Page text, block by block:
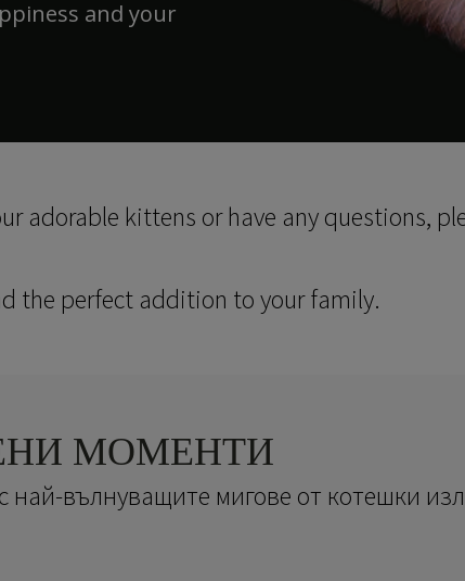
and your
adorable kittens or have any questions,
the perfect addition to your family.
МОМЕНТИ
вълнуващите мигове от котешки